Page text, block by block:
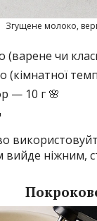
Згущене молоко,
(варене чи
(кімнатної
— 10 г 🌸
вийде ніжним,